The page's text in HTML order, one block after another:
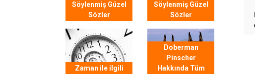
Söylenmiş Güzel
Sözler
Söylenmiş Güzel
Sözler
Zaman ile ilgili
Doberman
Pinscher
Hakkında Tüm